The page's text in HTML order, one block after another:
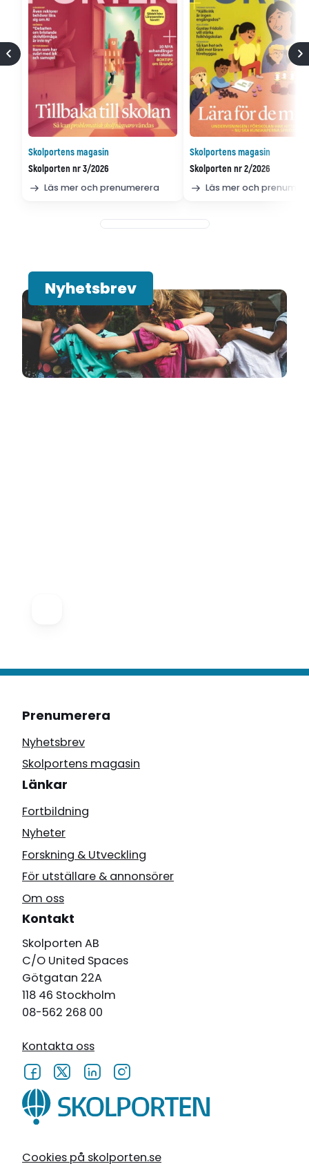
Skolportens magasin
Skolporten nr 3/2026
Läs mer och prenumerera
Skolportens magasin
Skolporten nr 2/2026
Läs mer och
Nyhetsbrev
Cookies på skolporten.se
Prenumerera
Nyhetsbrev
Skolportens magasin
Länkar
Fortbildning
Nyheter
Forskning & Utveckling
För utställare & annonsörer
Om oss
Kontakt
Skolporten AB
C/O United Spaces
Götgatan 22A
118 46 Stockholm
08-562 268 00
Kontakta oss